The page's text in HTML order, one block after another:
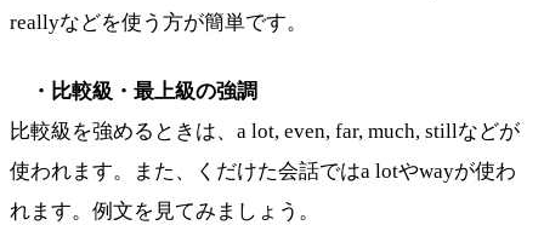
reallyなどを使う方が簡単です。
・比較級・最上級の強調
比較級を強めるときは、a lot, even, far, much, stillなどが
使われます。また、くだけた会話ではa lotやwayが使わ
れます。例文を見てみましょう。